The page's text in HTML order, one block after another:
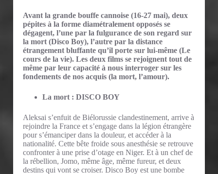
Avant la grande bouffe cannoise (16-27 mai), deux
pépites à la forme diamétralement opposés se
dégagent, l’une par la fulgurance de son regard sur
la mort (Disco Boy), l’autre par la distance
étrangement bluffante qu’il porte sur lui-même (Le
cours de la vie). Les deux films se rejoignent tout de
même par leur capacité à nous interroger sur les
fondements de nos acquis (la mort, l’amour).
La mort : DISCO BOY
Aleksai s’enfuit de Biélorussie clandestinement, arrive à
rejoindre la France et s’engage dans la légion étrangère
pour s’émanciper dans la douleur, et accéder à la
nationalité. Cette bête froide sous anesthésie se retrouve
confronter à une prise d’otage en Niger. Et à un chef de
la rébellion, Jomo, même âge, même fureur, et deux
destins qui vont se croiser. Disco Boy est une bombe